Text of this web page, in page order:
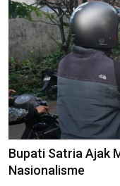
Bupati Satria Ajak
Nasionalisme